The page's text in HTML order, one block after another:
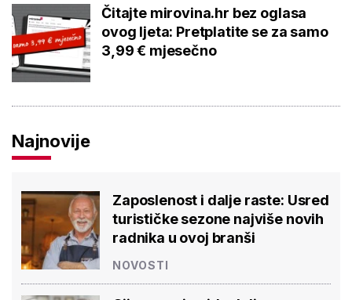
Čitajte mirovina.hr bez oglasa
ovog ljeta: Pretplatite se za samo
3,99 € mjesečno
Najnovije
Zaposlenost i dalje raste: Usred
turističke sezone najviše novih
radnika u ovoj branši
NOVOSTI